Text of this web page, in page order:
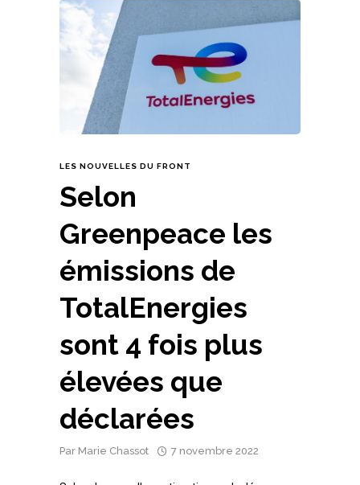
LES NOUVELLES DU FRONT
Selon
Greenpeace les
émissions de
TotalEnergies
sont 4 fois plus
élevées que
déclarées
Par Marie Chassot 7 novembre 2022